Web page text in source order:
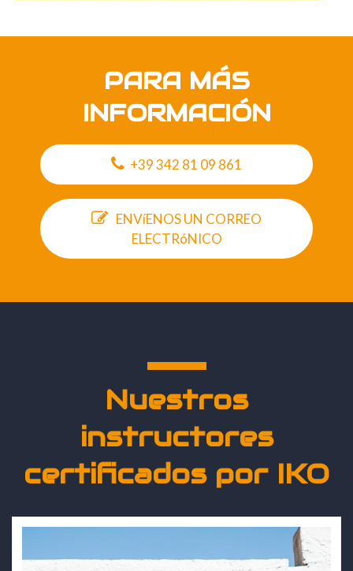
PARA MÁS
INFORMACIÓN
+39 342 81 09 861
ENVíENOS UN CORREO
ELECTRóNICO
Nuestros
instructores
certificados por IKO